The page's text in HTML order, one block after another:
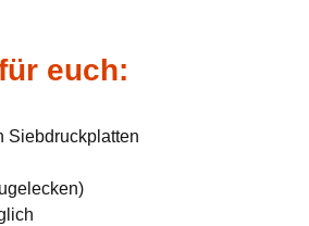
euch:
Siebdruckplatten